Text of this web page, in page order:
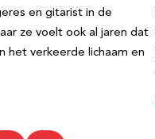
en gitarist in de
ze voelt ook al jaren dat
het verkeerde lichaam en